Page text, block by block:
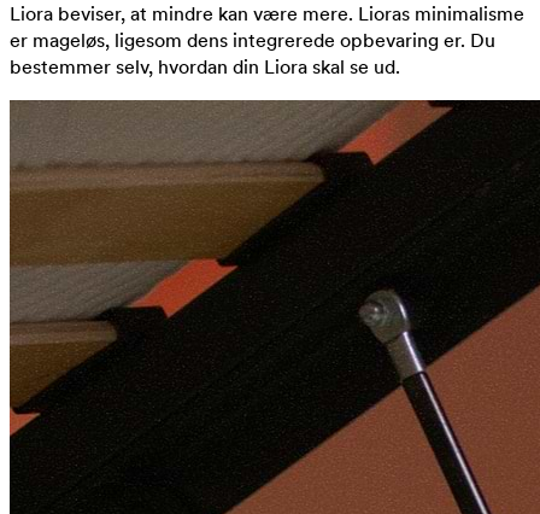
Liora beviser, at mindre kan være mere. Lioras minimalisme
er mageløs, ligesom dens integrerede opbevaring er. Du
bestemmer selv, hvordan din Liora skal se ud.